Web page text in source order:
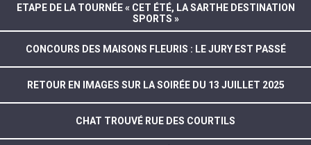
ETAPE DE LA TOURNÉE « CET ÉTÉ, LA SARTHE DESTINATION
SPORTS »
CONCOURS DES MAISONS FLEURIS : LE JURY EST PASSÉ
RETOUR EN IMAGES SUR LA SOIRÉE DU 13 JUILLET 2025
CHAT TROUVÉ RUE DES COURTILS